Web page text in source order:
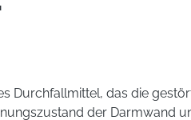
Durchfallmittel, das die
der Darmwand